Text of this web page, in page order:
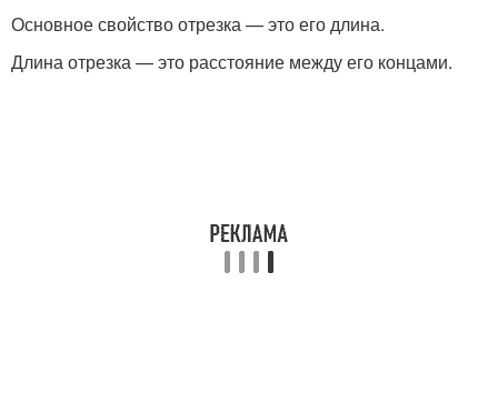
Основное свойство отрезка — это его длина.
Длина отрезка — это расстояние между его концами.